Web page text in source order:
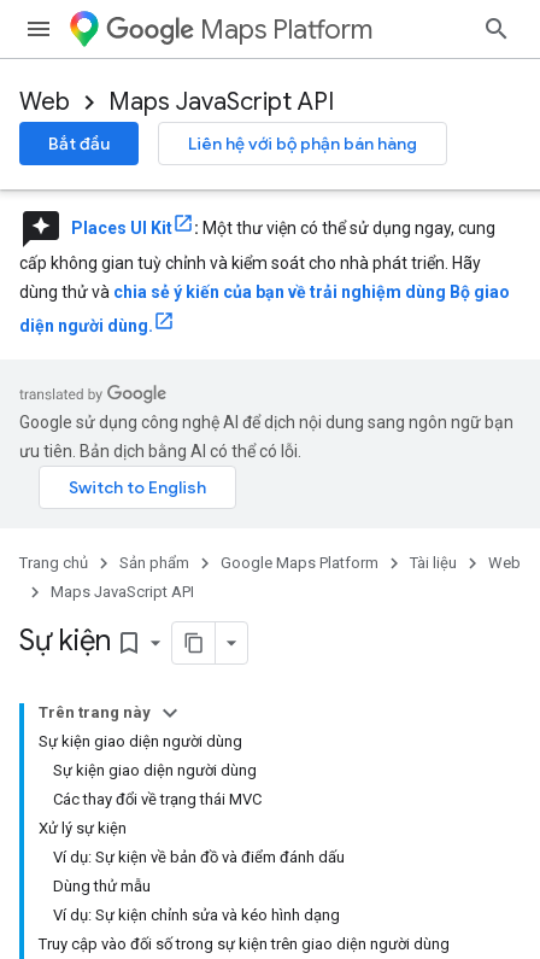
Maps Platform
Web Maps JavaScript API
Bắt đầu Liên hệ với bộ phận bán hàng
reviews Places UI Kit : Một thư viện có thể sử dụng ngay, cung
cấp không gian tuỳ chỉnh và kiểm soát cho nhà phát triển. Hãy
dùng thử và chia sẻ ý kiến của bạn về trải nghiệm dùng Bộ giao
diện người dùng.
Google sử dụng công nghệ AI để dịch nội dung sang ngôn ngữ bạn
ưu tiên. Bản dịch bằng AI có thể có lỗi.
Trang chủ Sản phẩm Google Maps Platform Tài liệu
Web
Maps JavaScript API
Sự kiện bookmark_border
Trên trang này
Sự kiện giao diện người dùng
Sự kiện giao diện người dùng
Các thay đổi về trạng thái MVC
Xử lý sự kiện
Ví dụ: Sự kiện về bản đồ và điểm đánh dấu
Dùng thử mẫu
Ví dụ: Sự kiện chỉnh sửa và kéo hình dạng
Truy cập vào đối số trong sự kiện trên giao diện người dùng